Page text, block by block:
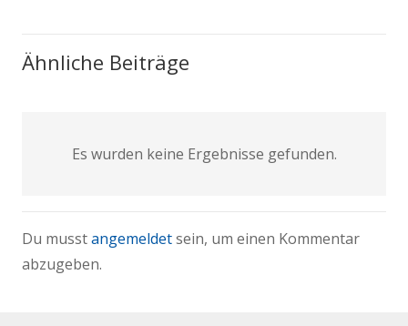
Ähnliche Beiträge
Es wurden keine Ergebnisse gefunden.
Du musstangemeldetsein, um einen Kommentar
abzugeben.